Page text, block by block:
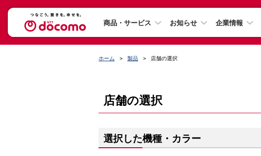
商品・サービス お知らせ 企業情報
ホーム 製品 店舗の選択
店舗の選択
選択した機種・カラー